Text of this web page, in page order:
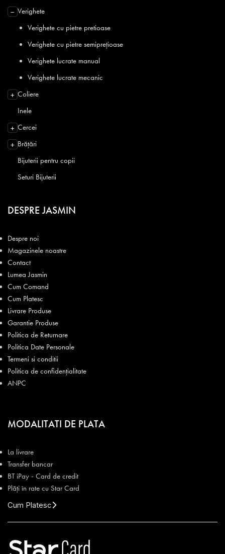
− Verighete
Verighete cu pietre pretioase
Verighete cu pietre semiprețioase
Verighete lucrate manual
Verighete lucrate mecanic
+ Coliere
Inele
+ Cercei
+ Brățări
Bijuterii pentru copii
Seturi Bijuterii
DESPRE JASMIN
Despre noi
Magazinele noastre
Contact
Lumea Jasmin
Cum Comand
Cum Platesc
Livrare Produse
Garantie Produse
Politica de Returnare
Politica Date Personale
Termeni si conditii
Politica de confidențialitate
ANPC
MODALITATI DE PLATA
La livrare
Transfer bancar
BT iPay - Card de credit
Plăți în rate cu Star Card
Cum Platesc